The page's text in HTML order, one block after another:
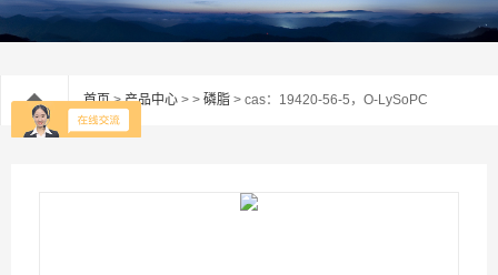
首页>产品中心 > > 磷脂 > cas：19420-56-5，O-LySoPC